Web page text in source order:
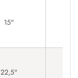
15"
22,5"